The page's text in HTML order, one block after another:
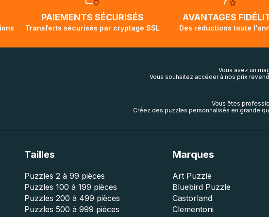
le suivi de votre commande ne soit pas modifié. Ce dernier
votre colis aura touché terre.
PAIEMENTS SÉCURISÉS
Transferts sécurisés par cryptage SSL
AVANTAGES
Des réductions toute
Vous avez un
Vous souhaitez accéder à nos prix
Vous êtes
Créez des puzzles personnalisés en grande
Tailles
Puzzles 2 à 99 pièces
Puzzles 100 à 199 pièces
Puzzles 200 à 499 pièces
Puzzles 500 à 999 pièces
Marques
Art Puzzle
Bluebird Puzzle
Castorland
Clementoni